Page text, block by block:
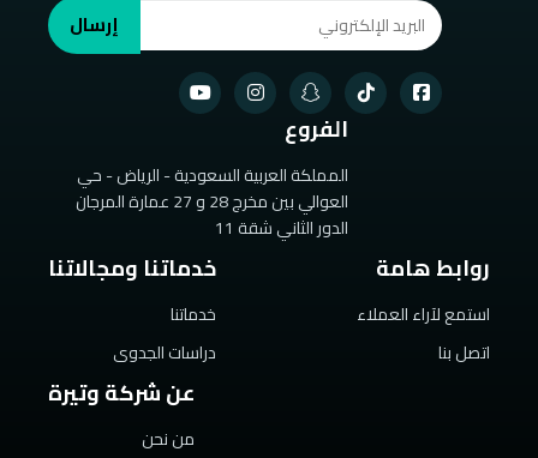
إرسال
الفروع
المملكة العربية السعودية - الرياض - حي
العوالي بين مخرج 28 و 27 عمارة المرجان
الدور الثاني شقة 11
خدماتنا ومجالاتنا
خدماتنا
دراسات الجدوى
روابط هامة
استمع لآراء العملاء
اتصل بنا
عن شركة وتيرة
من نحن